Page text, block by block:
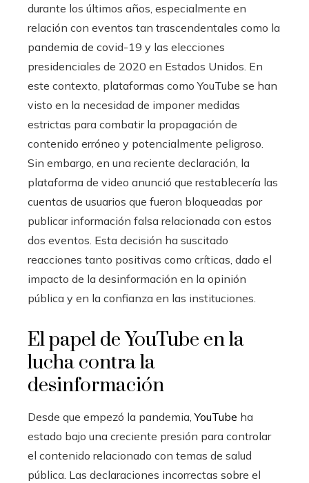
durante los últimos años, especialmente en
relación con eventos tan trascendentales como la
pandemia de covid-19 y las elecciones
presidenciales de 2020 en Estados Unidos. En
este contexto, plataformas como YouTube se han
visto en la necesidad de imponer medidas
estrictas para combatir la propagación de
contenido erróneo y potencialmente peligroso.
Sin embargo, en una reciente declaración, la
plataforma de video anunció que restablecería las
cuentas de usuarios que fueron bloqueadas por
publicar información falsa relacionada con estos
dos eventos. Esta decisión ha suscitado
reacciones tanto positivas como críticas, dado el
impacto de la desinformación en la opinión
pública y en la confianza en las instituciones.
El papel de YouTube en la
lucha contra la
desinformación
Desde que empezó la pandemia,YouTube ha
estado bajo una creciente presión para controlar
el contenido relacionado con temas de salud
pública. Las declaraciones incorrectas sobre el